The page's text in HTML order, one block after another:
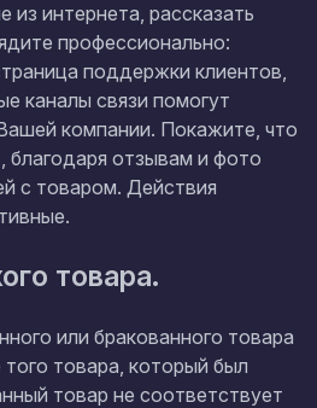
из интернета, рассказать
профессионально:
поддержки клиентов,
каналы связи помогут
компании. Покажите, что
отзывам и фото
с товаром. Действия
товара.
или бракованного товара
товара, который был
товар не соответствует